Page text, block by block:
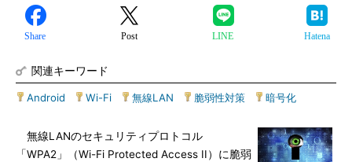
Share Post LINE Hatena
関連キーワード
Android Wi-Fi 無線LAN 脆弱性対策 暗号化
無線LANのセキュリティプロトコル
「WPA2」（Wi-Fi Protected Access II）に脆弱